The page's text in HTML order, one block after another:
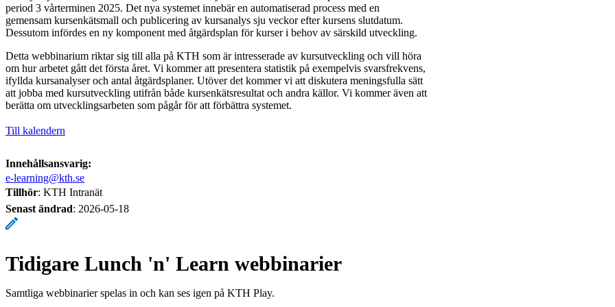
period 3 vårterminen 2025. Det nya systemet innebär en automatiserad process med en
gemensam kursenkätsmall och publicering av kursanalys sju veckor efter kursens slutdatum.
Dessutom infördes en ny komponent med åtgärdsplan för kurser i behov av särskild utveckling.
Detta webbinarium riktar sig till alla på KTH som är intresserade av kursutveckling och vill höra
om hur arbetet gått det första året. Vi kommer att presentera statistik på exempelvis svarsfrekvens,
ifyllda kursanalyser och antal åtgärdsplaner. Utöver det kommer vi att diskutera meningsfulla sätt
att jobba med kursutveckling utifrån både kursenkätsresultat och andra källor. Vi kommer även att
berätta om utvecklingsarbeten som pågår för att förbättra systemet.
Till kalendern
Innehållsansvarig:
e-learning@kth.se
Tillhör: KTH Intranät
Senast ändrad: 2026-05-18
Tidigare Lunch 'n' Learn webbinarier
Samtliga webbinarier spelas in och kan ses igen på KTH Play.